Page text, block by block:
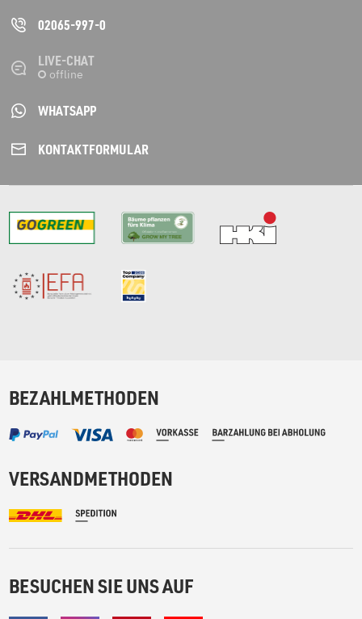
02065-997-0
LIVE-CHAT
WHATSAPP
KONTAKT­FORMULAR
BEZAHLMETHODEN
VERSANDMETHODEN
BESUCHEN SIE UNS AUF